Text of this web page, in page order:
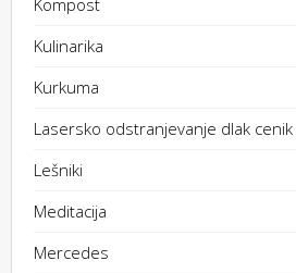
Kulinarika
Kurkuma
Lasersko odstranjevanje dlak cenik
Lešniki
Meditacija
Mercedes